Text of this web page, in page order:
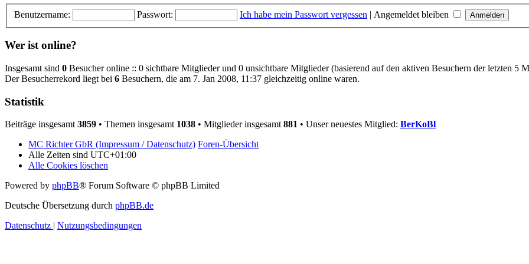
Benutzername: Passwort: Ich habe mein Passwort vergessen | Angemeldet bleiben
Wer ist online?
Insgesamt sind 0 Besucher online :: 0 sichtbare Mitglieder und 0 unsichtbare Mitglieder (basierend auf den aktiven Besuchern der letzten 5
Der Besucherrekord liegt bei 6 Besuchern, die am 7. Jan 2008, 11:37 gleichzeitig online waren.
Statistik
Beiträge insgesamt 3859 • Themen insgesamt 1038 • Mitglieder insgesamt 881 • Unser neuestes Mitglied: BerKoBl
MC Richter GbR (Impressum / Datenschutz) Foren-Übersicht
Alle Zeiten sind UTC+01:00
Alle Cookies löschen
Powered by phpBB® Forum Software © phpBB Limited
Deutsche Übersetzung durch phpBB.de
Datenschutz | Nutzungsbedingungen